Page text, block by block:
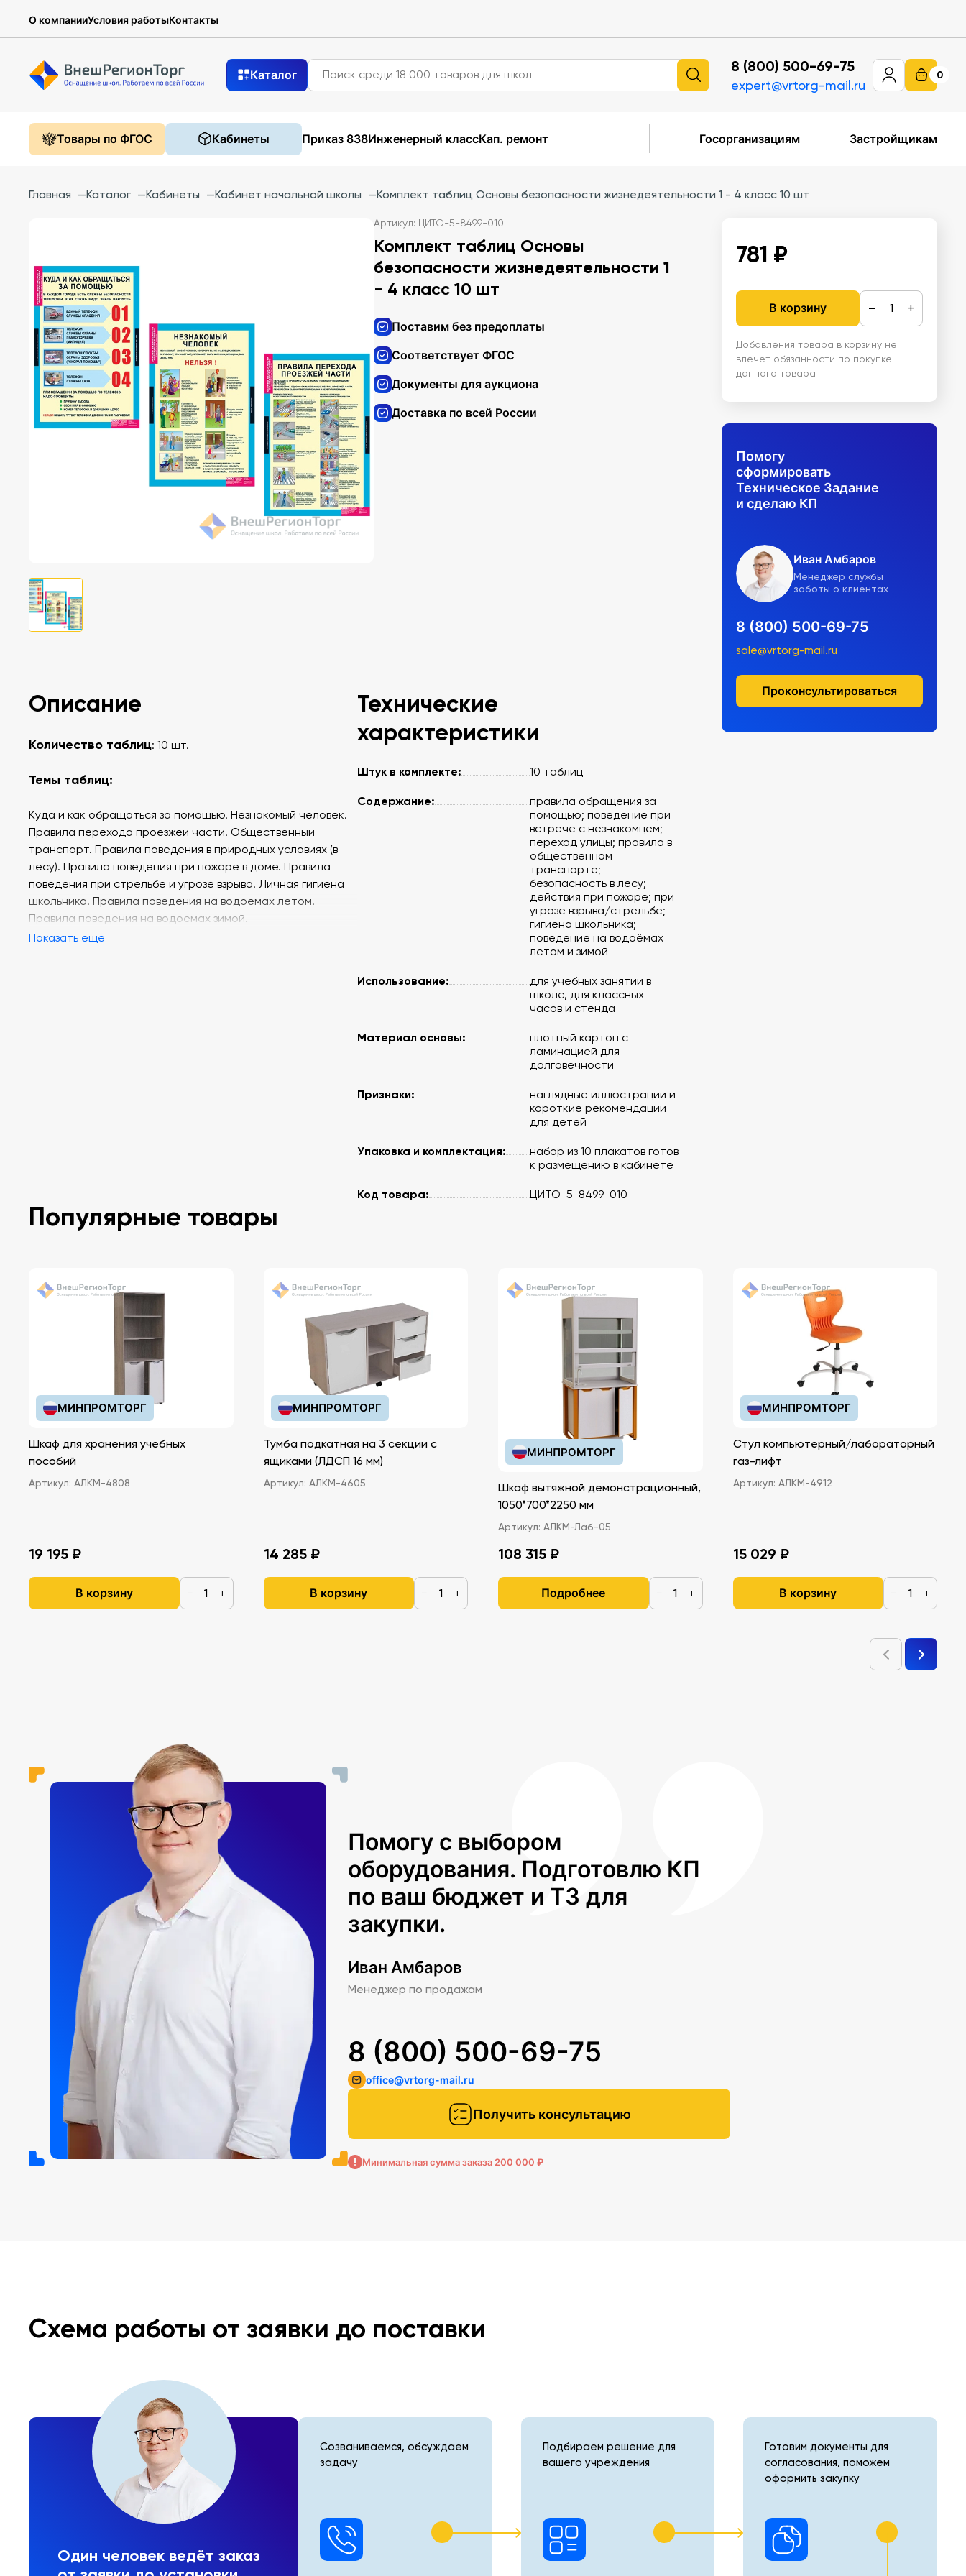
О компанииУсловия работыКонтакты
Каталог 8 (800) 500-69-75
expert@vrtorg-mail.ru
0
Товары по ФГОС Кабинеты Приказ 838Инженерный классКап. ремонт Госорганизациям Застройщикам
Главная —Каталог —Кабинеты —Кабинет начальной школы —Комплект таблиц Основы безопасности жизнедеятельности 1 - 4 класс 10 шт
Артикул: ЦИТО-5-8499-010
Комплект таблиц Основы
безопасности жизнедеятельности 1
- 4 класс 10 шт
Поставим без предоплаты
Соответствует ФГОС
Документы для аукциона
Доставка по всей России
781 ₽
В корзину − +
Добавления товара в корзину не
влечет обязанности по покупке
данного товара
Помогу
сформировать
Техническое Задание
и сделаю КП
Иван Амбаров
Менеджер службы
заботы о клиентах
8 (800) 500-69-75
sale@vrtorg-mail.ru
Проконсультироваться
Описание
Количество таблиц: 10 шт.
Темы таблиц:
Куда и как обращаться за помощью. Незнакомый человек.
Правила перехода проезжей части. Общественный
транспорт. Правила поведения в природных условиях (в
лесу). Правила поведения при пожаре в доме. Правила
поведения при стрельбе и угрозе взрыва. Личная гигиена
школьника. Правила поведения на водоемах летом.
Правила поведения на водоемах зимой.
Показать еще
Технические
характеристики
Штук в комплекте: 10 таблиц
Содержание:
правила обращения за
помощью; поведение при
встрече с незнакомцем;
переход улицы; правила в
общественном
транспорте;
безопасность в лесу;
действия при пожаре; при
угрозе взрыва/стрельбе;
гигиена школьника;
поведение на водоёмах
летом и зимой
Использование:
для учебных занятий в
школе, для классных
часов и стенда
Материал основы:
плотный картон с
ламинацией для
долговечности
Признаки:
наглядные иллюстрации и
короткие рекомендации
для детей
Упаковка и комплектация:
набор из 10 плакатов готов
к размещению в кабинете
Код товара: ЦИТО-5-8499-010
Популярные товары
МИНПРОМТОРГ
Шкаф для хранения учебных
пособий
Артикул: АЛКМ-4808
19 195 ₽
В корзину − +
МИНПРОМТОРГ
Тумба подкатная на 3 секции с
ящиками (ЛДСП 16 мм)
Артикул: АЛКМ-4605
14 285 ₽
В корзину − +
МИНПРОМТОРГ
Шкаф вытяжной демонстрационный,
1050*700*2250 мм
Артикул: АЛКМ-Лаб-05
108 315 ₽
Подробнее − +
МИНПРОМТОРГ
Стул компьютерный/лабораторный
газ-лифт
Артикул: АЛКМ-4912
15 029 ₽
В корзину − +
Помогу с выбором
оборудования. Подготовлю КП
по ваш бюджет и ТЗ для
закупки.
Иван Амбаров
Менеджер по продажам
Получить консультацию
8 (800) 500-69-75
office@vrtorg-mail.ru
Минимальная сумма заказа 200 000 ₽
Схема работы от заявки до поставки
Один человек ведёт заказ
Созваниваемся, обсуждаем
задачу
Подбираем решение для
вашего учреждения
Готовим документы для
согласования, поможем
оформить закупку